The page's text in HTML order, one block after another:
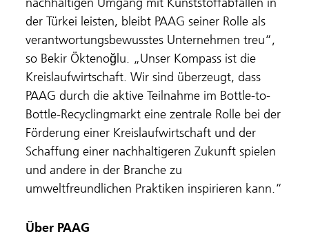
der Türkei leisten, bleibt PAAG seiner Rolle als
verantwortungsbewusstes Unternehmen treu“,
so Bekir Öktenoğlu. „Unser Kompass ist die
Kreislaufwirtschaft. Wir sind überzeugt, dass
PAAG durch die aktive Teilnahme im Bottle-to-
Bottle-Recyclingmarkt eine zentrale Rolle bei der
Förderung einer Kreislaufwirtschaft und der
Schaffung einer nachhaltigeren Zukunft spielen
und andere in der Branche zu
umweltfreundlichen Praktiken inspirieren kann.“
Über PAAG